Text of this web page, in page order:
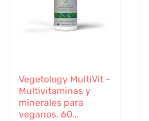
Vegetology MultiVit -
Multivitaminas y
minerales para
veganos, 60